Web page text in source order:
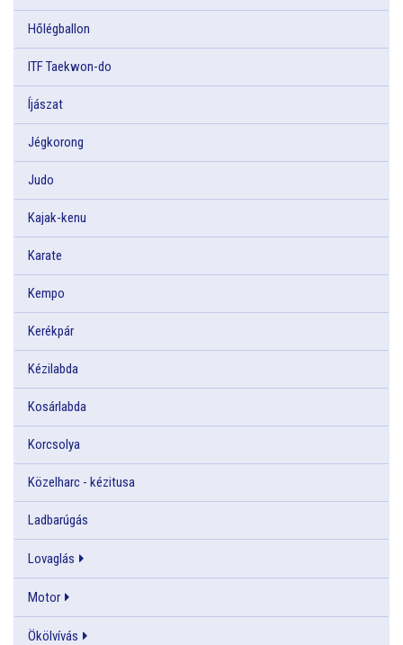
Hőlégballon
ITF Taekwon-do
Íjászat
Jégkorong
Judo
Kajak-kenu
Karate
Kempo
Kerékpár
Kézilabda
Kosárlabda
Korcsolya
Közelharc - kézitusa
Ladbarúgás
Lovaglás
Motor
Ökölvívás